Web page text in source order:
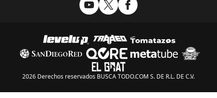
2026 Derechos reservados BUSCA TODO.COM S. DE R.L. DE C.V.